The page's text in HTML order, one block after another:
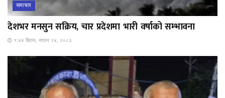
समाचार
देशभर मनसुन सक्रिय, चार प्रदेशमा भारी वर्षाको सम्भावना
१:४४ बिहान, साउन २४, २०८३